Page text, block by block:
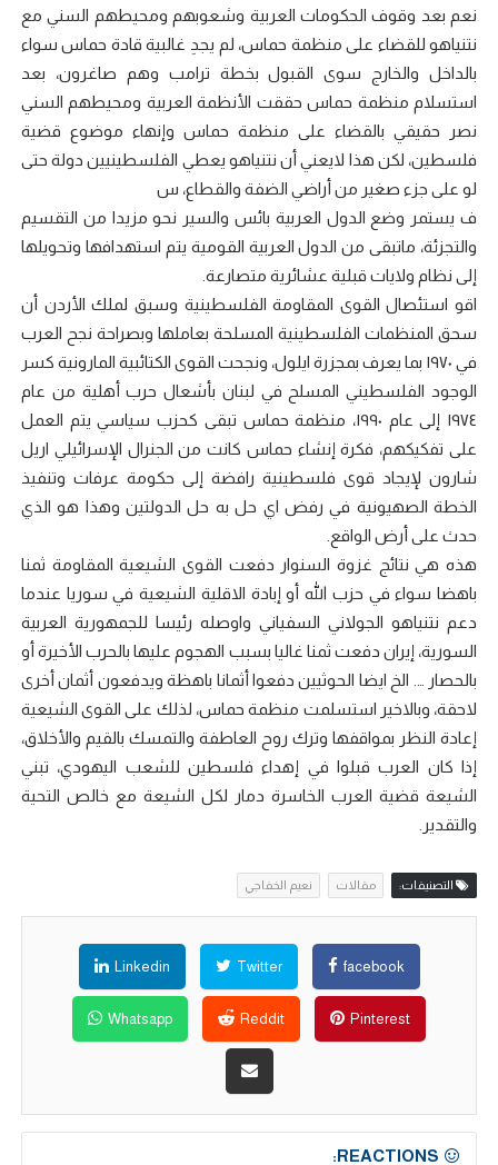
نعم بعد وقوف الحكومات العربية وشعوبهم ومحيطهم السني مع
نتنياهو للقضاء على منظمة حماس، لم يجدِ غالبية قادة حماس سواء
بالداخل والخارج سوى القبول بخطة ترامب وهم صاغرون، بعد
استسلام منظمة حماس حققت الأنظمة العربية ومحيطهم السني
نصر حقيقي بالقضاء على منظمة حماس وإنهاء موضوع قضية
فلسطين، لكن هذا لايعني أن نتنياهو يعطي الفلسطينيين دولة حتى
لو على جزء صغير من أراضي الضفة والقطاع، س
ف يستمر وضع الدول العربية بائس والسير نحو مزيدا من التقسيم
والتجزئة، ماتبقى من الدول العربية القومية يتم استهدافها وتحويلها
إلى نظام ولايات قبلية عشائرية متصارعة.
اقو استئصال القوى المقاومة الفلسطينية وسبق لملك الأردن أن
سحق المنظمات الفلسطينية المسلحة بعاملها وبصراحة نجح العرب
في ١٩٧٠ بما يعرف بمجزرة ايلول، ونجحت القوى الكتائبية المارونية كسر
الوجود الفلسطيني المسلح في لبنان بأشعال حرب أهلية من عام
١٩٧٤ إلى عام ١٩٩٠، منظمة حماس تبقى كحزب سياسي يتم العمل
على تفكيكهم، فكرة إنشاء حماس كانت من الجنرال الإسرائيلي اريل
شارون لإيجاد قوى فلسطينية رافضة إلى حكومة عرفات وتنفيذ
الخطة الصهيونية في رفض اي حل به حل الدولتين وهذا هو الذي
حدث على أرض الواقع.
هذه هي نتائج غزوة السنوار دفعت القوى الشيعية المقاومة ثمنا
باهضا سواء في حزب الله أو إبادة الاقلية الشيعية في سوريا عندما
دعم نتنياهو الجولاني السفياني واوصله رئيسا للجمهورية العربية
السورية، إيران دفعت ثمنا غاليا بسبب الهجوم عليها بالحرب الأخيرة أو
بالحصار …. الخ ايضا الحوثيين دفعوا أثمانا باهظة ويدفعون أثمان أخرى
لاحقة، وبالاخير استسلمت منظمة حماس، لذلك على القوى الشيعية
إعادة النظر بمواقفها وترك روح العاطفة والتمسك بالقيم والأخلاق،
إذا كان العرب قبلوا في إهداء فلسطين للشعب اليهودي، تبني
الشيعة قضية العرب الخاسرة دمار لكل الشيعة مع خالص التحية
والتقدير.
التصنيفات: مقالات نعيم الخفاجي
facebook
Twitter
Linkedin
Pinterest
Reddit
Whatsapp
REACTIONS: